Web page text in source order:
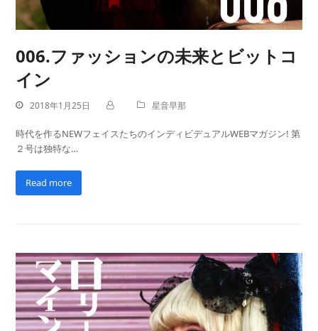
006.ファッションの未来とビットコ
イン
2018年1月25日 星音早那
時代を作るNEWフェイスたちのインディビデュアルWEBマガジン! 第
２号は独特な…
Read more